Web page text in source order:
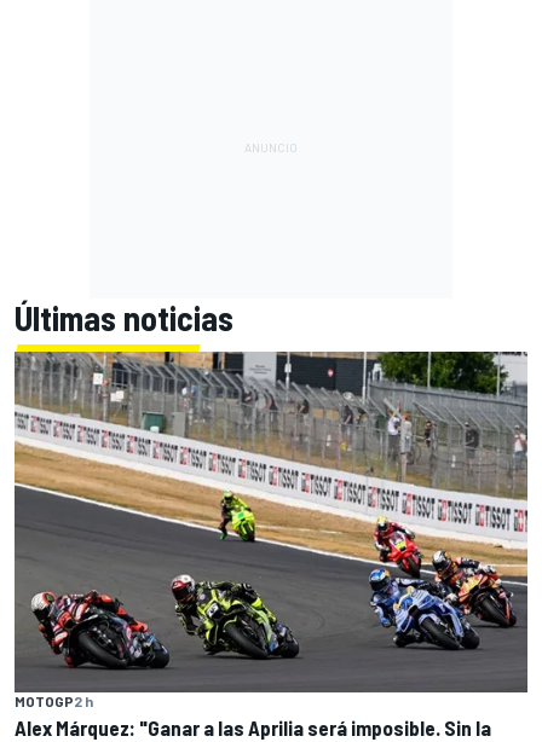
Últimas noticias
MOTOGP2 h
Alex Márquez: "Ganar a las Aprilia será imposible. Sin la